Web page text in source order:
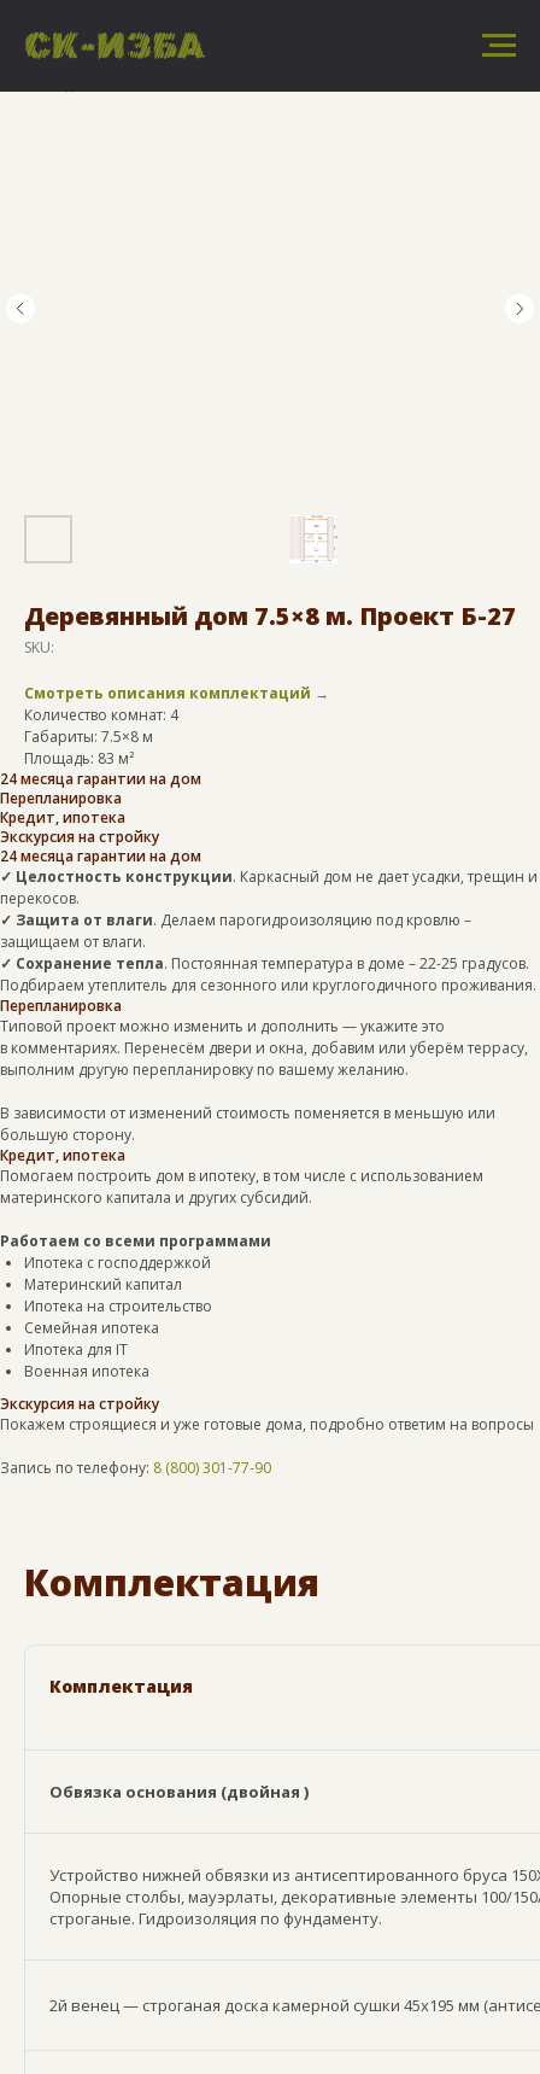
Деревянный дом 7.5×8 м. Проект Б-27
SKU:
Смотреть описания комплектаций →
Количество комнат: 4
Габариты: 7.5×8 м
Площадь: 83 м²
24 месяца гарантии на дом
Перепланировка
Кредит, ипотека
Экскурсия на стройку
24 месяца гарантии на дом
✓ Целостность конструкции. Каркасный дом не дает усадки, трещин и
перекосов.
✓ Защита от влаги. Делаем парогидроизоляцию под кровлю –
защищаем от влаги.
✓ Сохранение тепла. Постоянная температура в доме – 22-25 градусов.
Подбираем утеплитель для сезонного или круглогодичного проживания.
Перепланировка
Типовой проект можно изменить и дополнить — укажите это
в комментариях. Перенесём двери и окна, добавим или уберём террасу,
выполним другую перепланировку по вашему желанию.
В зависимости от изменений стоимость поменяется в меньшую или
большую сторону.
Кредит, ипотека
Помогаем построить дом в ипотеку, в том числе с использованием
материнского капитала и других субсидий.
Работаем со всеми программами
Ипотека с господдержкой
Материнский капитал
Ипотека на строительство
Семейная ипотека
Ипотека для IT
Военная ипотека
Экскурсия на стройку
Покажем строящиеся и уже готовые дома, подробно ответим на вопросы
Запись по телефону: 8 (800) 301-77-90
Комплектация
Комплектация
Обвязка основания (двойная )
Устройство нижней обвязки из антисептированного бруса
Опорные столбы, мауэрлаты, декоративные элементы 100/
строганые. Гидроизоляция по фундаменту.
2й венец — строганая доска камерной сушки 45х195 мм